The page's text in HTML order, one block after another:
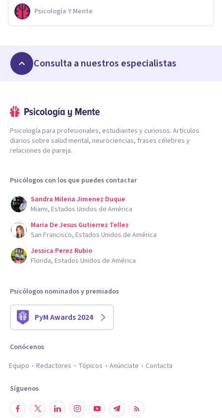
Psicología Y Mente
Consulta a nuestros especialistas
Psicología para profesionales, estudiantes y curiosos. Artículos
diarios sobre salud mental, neurociencias, frases célebres y
relaciones de pareja.
Psicólogos con los que puedes contactar
Sandra Milena Jimenez Duque
Miami, Estados Unidos de América
Maria De Jesus Gutierrez Tellez
San Francisco, Estados Unidos de América
Jessica Perez Rubio
Florida, Estados Unidos de América
Psicólogos nominados y premiados
PyM Awards 2024
Conócenos
Equipo
Redactores Tópicos Anúnciate Contacta
Síguenos